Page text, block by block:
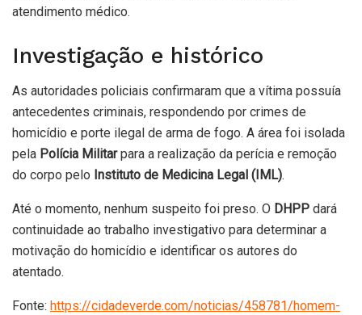
atendimento médico.
Investigação e histórico
As autoridades policiais confirmaram que a vítima possuía
antecedentes criminais, respondendo por crimes de
homicídio e porte ilegal de arma de fogo. A área foi isolada
pela Polícia Militarpara a realização da perícia e remoção
do corpo pelo Instituto de Medicina Legal (IML).
Até o momento, nenhum suspeito foi preso. O DHPP dará
continuidade ao trabalho investigativo para determinar a
motivação do homicídio e identificar os autores do
atentado.
Fonte: https://cidadeverde.com/noticias/458781/homem-